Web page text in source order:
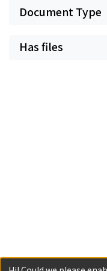
Document Type
Has files